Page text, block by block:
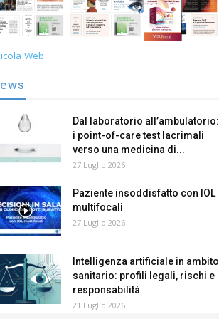
Web
Dal laboratorio all’ambulatorio:
i point-of-care test lacrimali
verso una medicina di...
27 Luglio 2026
Paziente insoddisfatto con IOL
multifocali
27 Luglio 2026
Intelligenza artificiale in ambito
sanitario: profili legali, rischi e
responsabilità
21 Luglio 2026